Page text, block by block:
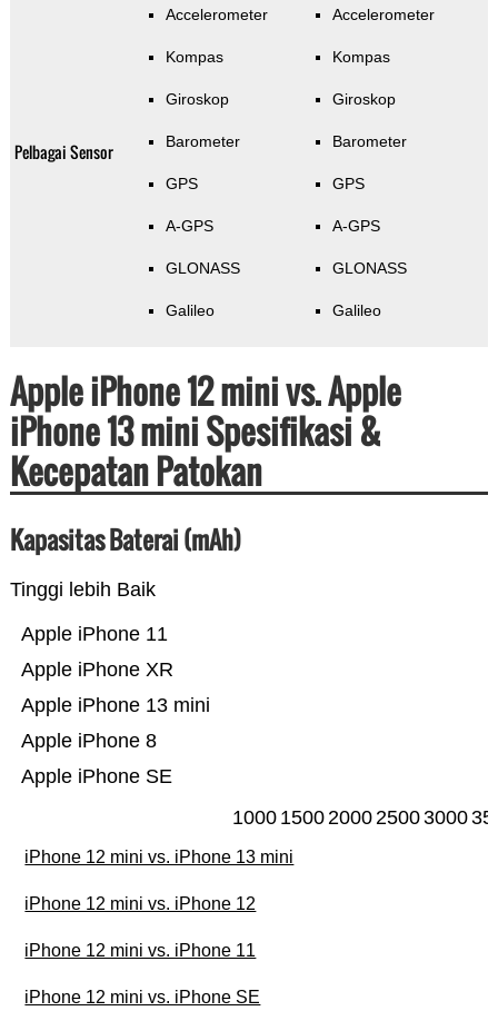
Pelbagai Sensor
Accelerometer
Kompas
Giroskop
Barometer
GPS
A-GPS
GLONASS
Galileo
Accelerometer
Kompas
Giroskop
Barometer
GPS
A-GPS
GLONASS
Galileo
Apple iPhone 12 mini vs. Apple
iPhone 13 mini Spesifikasi &
Kecepatan Patokan
Kapasitas Baterai (mAh)
Tinggi lebih Baik
Apple iPhone SE
Apple iPhone 8
Apple iPhone 13 mini
Apple iPhone XR
Apple iPhone 11
1000 1500200025003000
iPhone 12 mini vs. iPhone 13 mini
iPhone 12 mini vs. iPhone 12
iPhone 12 mini vs. iPhone 11
iPhone 12 mini vs. iPhone SE